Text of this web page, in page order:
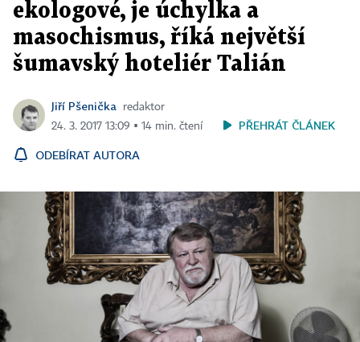
ekologové, je úchylka a
masochismus, říká největší
šumavský hoteliér Talián
Jiří Pšenička
redaktor
24. 3. 2017 13:09 ▪ 14 min. čtení
PŘEHRÁT ČLÁNEK
ODEBÍRAT AUTORA